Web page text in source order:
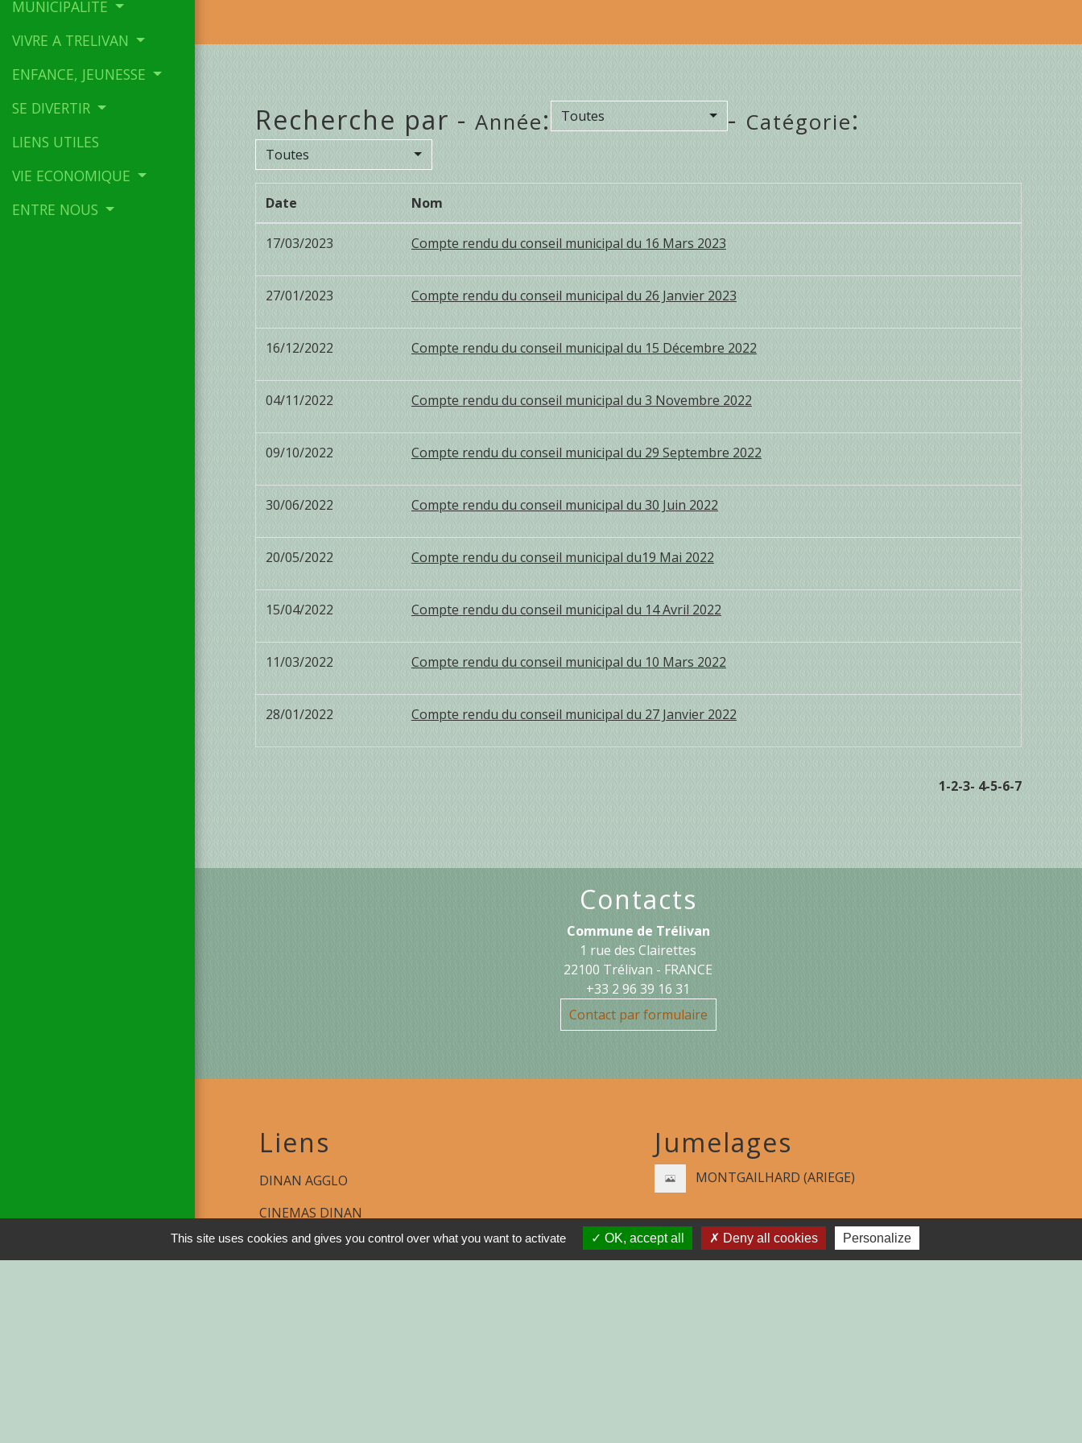
MUNICIPALITE
VIVRE A TRELIVAN
ENFANCE, JEUNESSE
SE DIVERTIR
LIENS UTILES
VIE ECONOMIQUE
ENTRE NOUS
Recherche par - Année: Toutes - Catégorie:
Toutes
Date Nom
17/03/2023 Compte rendu du conseil municipal du 16 Mars 2023
27/01/2023 Compte rendu du conseil municipal du 26 Janvier 2023
16/12/2022 Compte rendu du conseil municipal du 15 Décembre 2022
04/11/2022 Compte rendu du conseil municipal du 3 Novembre 2022
09/10/2022 Compte rendu du conseil municipal du 29 Septembre 2022
30/06/2022 Compte rendu du conseil municipal du 30 Juin 2022
20/05/2022 Compte rendu du conseil municipal du19 Mai 2022
15/04/2022 Compte rendu du conseil municipal du 14 Avril 2022
11/03/2022 Compte rendu du conseil municipal du 10 Mars 2022
28/01/2022 Compte rendu du conseil municipal du 27 Janvier 2022
1-2-3- 4-5-6-7
Contacts
Commune de Trélivan
1 rue des Clairettes
22100 Trélivan - FRANCE
+33 2 96 39 16 31
Contact par formulaire
Liens
DINAN AGGLO
CINEMAS DINAN
COTES D'ARMOR
Jumelages
MONTGAILHARD (ARIEGE)
This site uses cookies and gives you control over what you want to activate OK, accept all Deny all cookies Personalize